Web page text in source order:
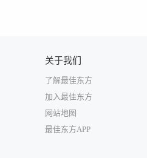
关于我们
了解最佳东方
加入最佳东方
网站地图
最佳东方APP